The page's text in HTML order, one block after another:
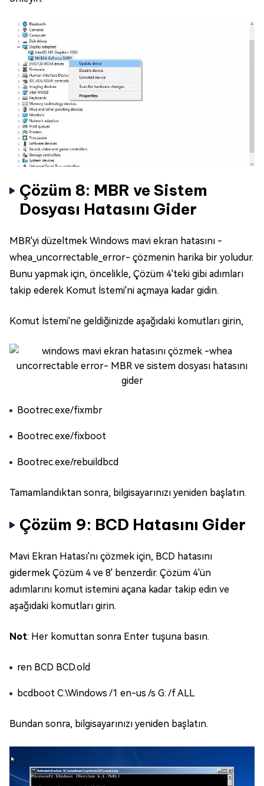
Çözüm 8: MBR ve Sistem
Dosyası Hatasını Gider
MBR'yi düzeltmek Windows mavi ekran hatasını -
whea_uncorrectable_error- çözmenin harika bir yoludur.
Bunu yapmak için, öncelikle, Çözüm 4'teki gibi adımları
takip ederek Komut İstemi'ni açmaya kadar gidin.
Komut İstemi'ne geldiğinizde aşağıdaki komutları girin,
Bootrec.exe/fixmbr
Bootrec.exe/fixboot
Bootrec.exe/rebuildbcd
Tamamlandıktan sonra, bilgisayarınızı yeniden başlatın.
Çözüm 9: BCD Hatasını Gider
Mavi Ekran Hatası'nı çözmek için, BCD hatasını
gidermek Çözüm 4 ve 8' benzerdir. Çözüm 4'ün
adımlarını komut istemini açana kadar takip edin ve
aşağıdaki komutları girin.
Not: Her komuttan sonra Enter tuşuna basın.
ren BCD BCD.old
bcdboot C:\Windows /1 en-us /s G: /f ALL
Bundan sonra, bilgisayarınızı yeniden başlatın.